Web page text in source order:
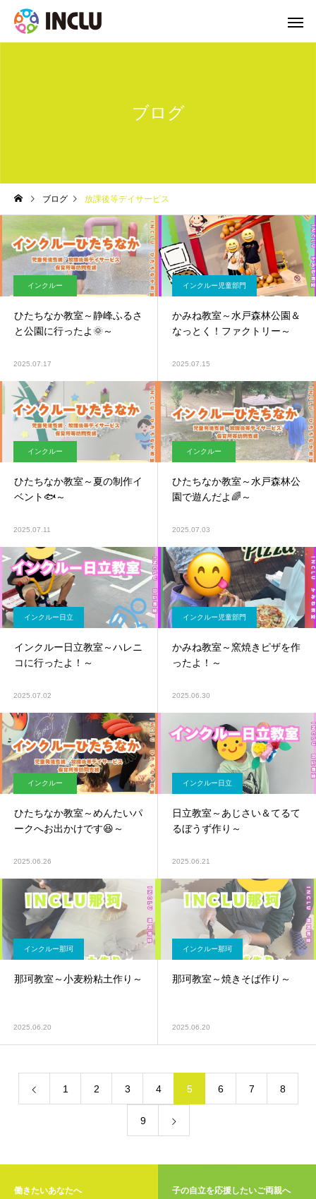
ブログ
ブログ 放課後等デイサービス
インクルー
ひたちなか教室～静峰ふるさ
と公園に行ったよ🌞～
2025.07.17
インクルー児童部門
かみね教室～水戸森林公園＆
なっとく！ファクトリー～
2025.07.15
インクルー
ひたちなか教室～夏の制作イ
ベント🐟～
2025.07.11
インクルー
ひたちなか教室～水戸森林公
園で遊んだよ🌈～
2025.07.03
インクルー日立
インクルー日立教室～ハレニ
コに行ったよ！～
2025.07.02
インクルー児童部門
かみね教室～窯焼きピザを作
ったよ！～
2025.06.30
インクルー
ひたちなか教室～めんたいパ
ークへお出かけです😆～
2025.06.26
インクルー日立
日立教室～あじさい＆てるて
るぼうず作り～
2025.06.21
インクルー那珂
那珂教室～小麦粉粘土作り～
2025.06.20
インクルー那珂
那珂教室～焼きそば作り～
2025.06.20
1 2 3 4 5 6 7 8
9
働きたいあなたへ 子の自立を応援したいご両親へ